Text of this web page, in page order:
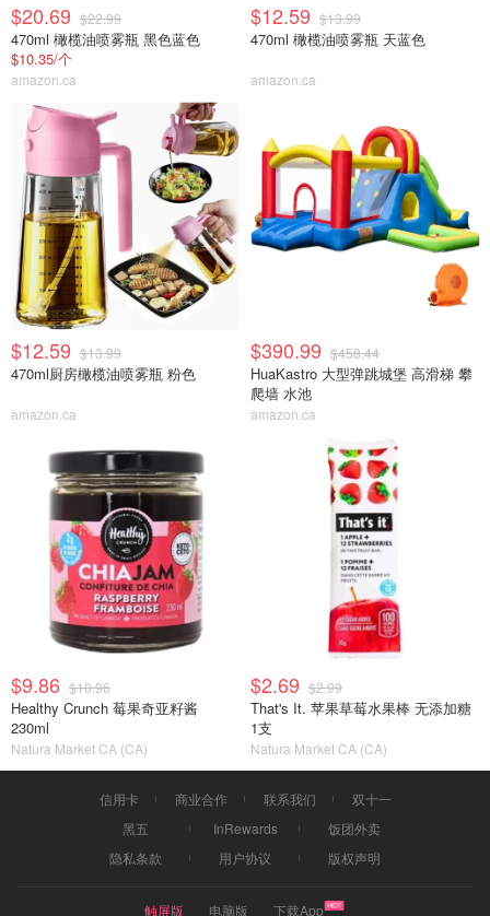
$20.69 $22.99
470ml 橄榄油喷雾瓶 黑色蓝色
$10.35/个
amazon.ca
$12.59 $13.99
470ml 橄榄油喷雾瓶 天蓝色
amazon.ca
$12.59 $13.99
470ml厨房橄榄油喷雾瓶 粉色
amazon.ca
$390.99 $458.44
HuaKastro 大型弹跳城堡 高滑梯 攀
爬墙 水池
amazon.ca
$9.86 $10.96
Healthy Crunch 莓果奇亚籽酱
230ml
Natura Market CA (CA)
$2.69 $2.99
That's It. 苹果草莓水果棒 无添加糖
1支
Natura Market CA (CA)
信用卡 商业合作 联系我们
双十一
黑五
InRewards
饭团外卖
隐私条款
用户协议 版权声明
触屏版 电脑版 下载App